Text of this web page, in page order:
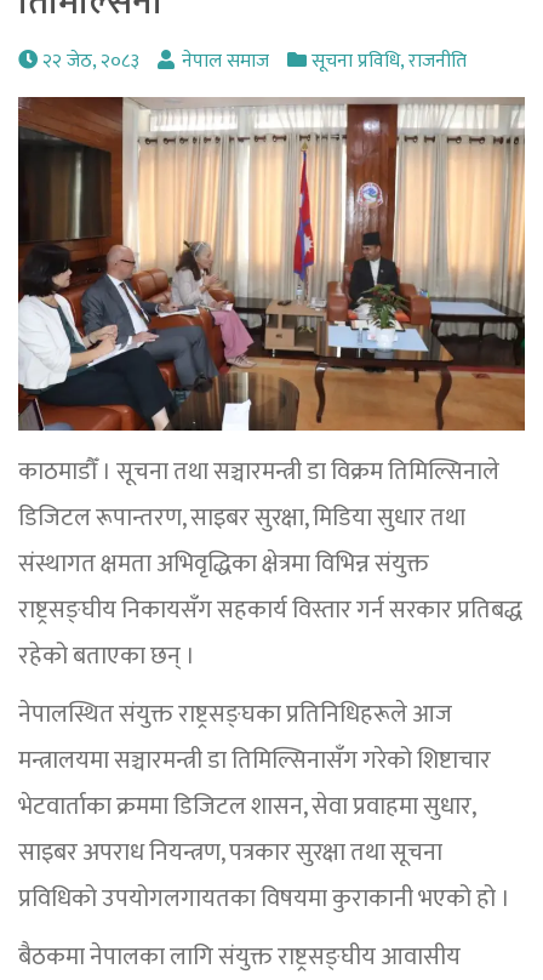
२२ जेठ, २०८३ नेपाल समाज सूचना प्रविधि,राजनीति
काठमाडौँ । सूचना तथा सञ्चारमन्त्री डा विक्रम तिमिल्सिनाले
डिजिटल रूपान्तरण, साइबर सुरक्षा, मिडिया सुधार तथा
संस्थागत क्षमता अभिवृद्धिका क्षेत्रमा विभिन्न संयुक्त
राष्ट्रसङ्घीय निकायसँग सहकार्य विस्तार गर्न सरकार प्रतिबद्ध
रहेको बताएका छन् ।
नेपालस्थित संयुक्त राष्ट्रसङ्घका प्रतिनिधिहरूले आज
मन्त्रालयमा सञ्चारमन्त्री डा तिमिल्सिनासँग गरेको शिष्टाचार
भेटवार्ताका क्रममा डिजिटल शासन, सेवा प्रवाहमा सुधार,
साइबर अपराध नियन्त्रण, पत्रकार सुरक्षा तथा सूचना
प्रविधिको उपयोगलगायतका विषयमा कुराकानी भएको हो ।
बैठकमा नेपालका लागि संयुक्त राष्ट्रसङ्घीय आवासीय